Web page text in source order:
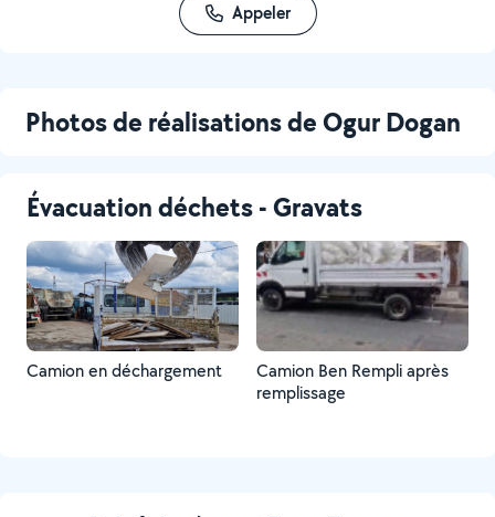
Appeler
Photos de réalisations de Ogur Dogan
Évacuation déchets - Gravats
Camion en déchargement
Camion Ben Rempli après
remplissage